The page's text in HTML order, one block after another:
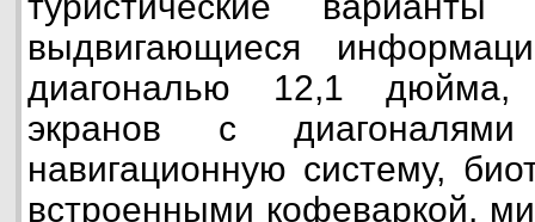
выдвигающиеся
диагональю 12,1 дюйма,
экранов с
навигационную систему,
встроенными кофеваркой,